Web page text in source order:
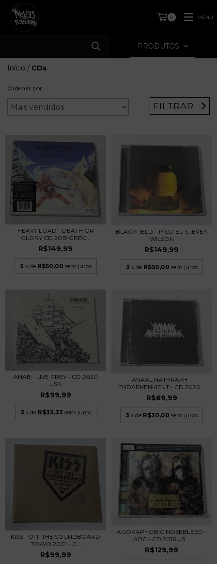
0 MENU
PRODUTOS
Início / CDs
Ordenar por
FILTRAR
HEAVY LOAD - DEATH OR
GLORY CD 2019 GRÉC...
R$149,99
3 x de R$50,00 sem juros
BLACKFIELD - 1° CD EU STEVEN
WILSON
R$149,99
3 x de R$50,00 sem juros
AHAB - LIVE PREY - CD 2020
USA
R$99,99
3 x de R$33,33 sem juros
ANAAL NATHRAKH -
ENDARKENMENT - CD 2020...
R$89,99
3 x de R$30,00 sem juros
KISS - OFF THE SOUNDBOARD
TOKYO 2001 - C...
R$99,99
AGORAPHOBIC NOSEBLEED -
ARC - CD 2016 US...
R$129,99